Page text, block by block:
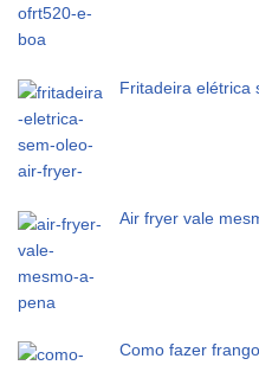
Fritadeira elétrica
Air fryer vale
Como fazer